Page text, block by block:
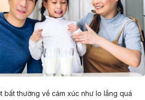
bất thường về cảm xúc như lo lắng quá